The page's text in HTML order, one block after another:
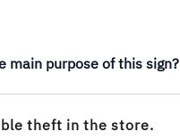
main purpose of this sign?
theft in the store.